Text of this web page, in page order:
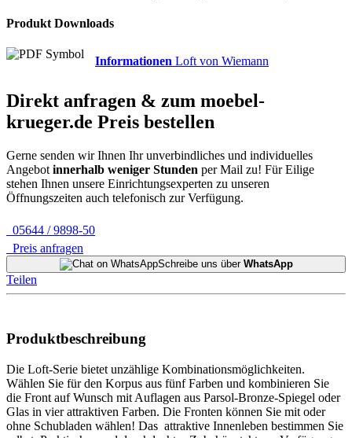
Produkt Downloads
Informationen Loft von Wiemann
Direkt anfragen & zum moebel-
krueger.de Preis bestellen
Gerne senden wir Ihnen Ihr unverbindliches und individuelles
Angebot innerhalb weniger Stunden per Mail zu! Für Eilige
stehen Ihnen unsere Einrichtungsexperten zu unseren
Öffnungszeiten auch telefonisch zur Verfügung.
05644 / 9898-50
Preis anfragen
Schreibe uns über WhatsApp
Teilen
Produktbeschreibung
Die Loft-Serie bietet unzählige Kombinationsmöglichkeiten.
Wählen Sie für den Korpus aus fünf Farben und kombinieren Sie
die Front auf Wunsch mit Auflagen aus Parsol-Bronze-Spiegel oder
Glas in vier attraktiven Farben. Die Fronten können Sie mit oder
ohne Schubladen wählen! Das attraktive Innenleben bestimmen Sie